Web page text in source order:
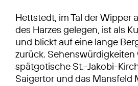
Hettstedt, im Tal der Wipper
des Harzes gelegen, ist als
und blickt auf eine lange
zurück. Sehenswürdigkeiten
spätgotische St.-Jakobi-
Saigertor und das Mansfeld